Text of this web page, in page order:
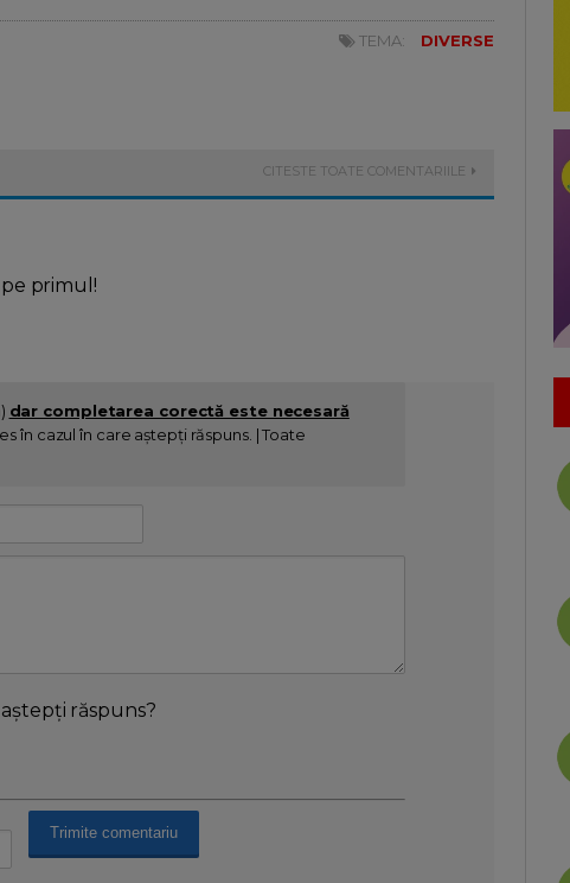
TEMA: DIVERSE
CITESTE TOATE COMENTARIILE
primul!
dar completarea corectă este necesară
în cazul în care aștepți răspuns. | Toate
răspuns?